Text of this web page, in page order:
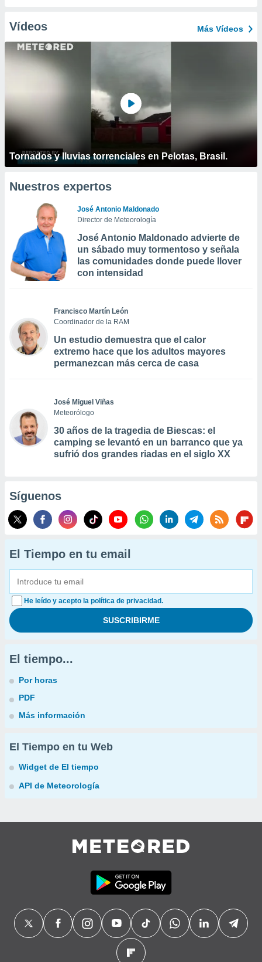
Vídeos Más Vídeos
Tornados y lluvias torrenciales en Pelotas, Brasil.
Nuestros expertos
José Antonio Maldonado
Director de Meteorología
José Antonio Maldonado advierte de
un sábado muy tormentoso y señala
las comunidades donde puede llover
con intensidad
Francisco Martín León
Coordinador de la RAM
Un estudio demuestra que el calor
extremo hace que los adultos mayores
permanezcan más cerca de casa
José Miguel Viñas
Meteorólogo
30 años de la tragedia de Biescas: el
camping se levantó en un barranco que ya
sufrió dos grandes riadas en el siglo XX
Síguenos
El Tiempo en tu email
He leído y acepto la política de privacidad.
El tiempo...
Por horas
PDF
Más información
El Tiempo en tu Web
Widget de El tiempo
API de Meteorología